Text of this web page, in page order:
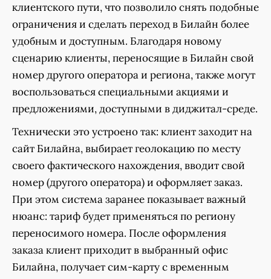
клиентского пути, что позволило снять подобные
ограничения и сделать переход в Билайн более
удобным и доступным. Благодаря новому
сценарию клиенты, переносящие в Билайн свой
номер другого оператора и региона, также могут
воспользоваться специальными акциями и
предложениями, доступными в диджитал-среде.
Технически это устроено так: клиент заходит на
сайт Билайна, выбирает геолокацию по месту
своего фактического нахождения, вводит свой
номер (другого оператора) и оформляет заказ.
При этом система заранее показывает важный
нюанс: тариф будет применяться по региону
переносимого номера. После оформления
заказа клиент приходит в выбранный офис
Билайна, получает сим-карту с временным